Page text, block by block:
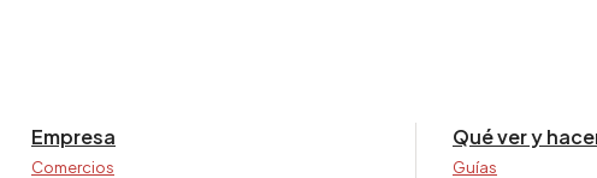
Empresa
Comercios
Qué ver y
Guías